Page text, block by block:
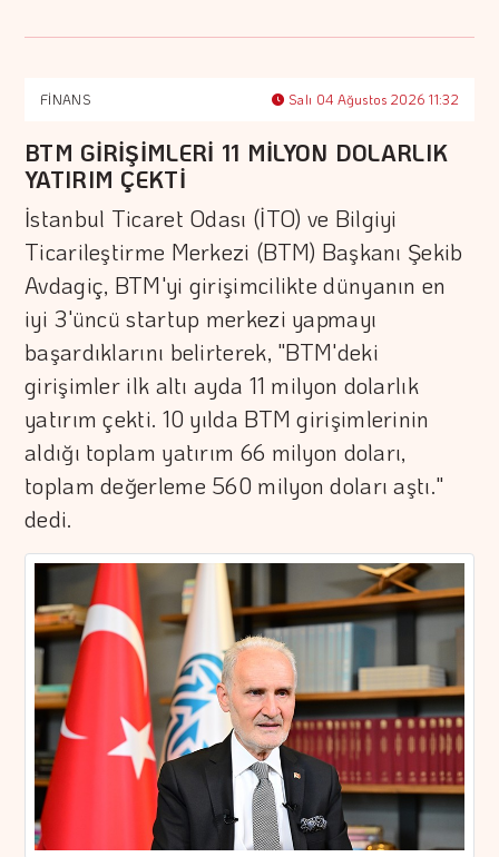
FİNANS Salı 04 Ağustos 2026 11:32
BTM GİRİŞİMLERİ 11 MİLYON DOLARLIK
YATIRIM ÇEKTİ
İstanbul Ticaret Odası (İTO) ve Bilgiyi
Ticarileştirme Merkezi (BTM) Başkanı Şekib
Avdagiç, BTM'yi girişimcilikte dünyanın en
iyi 3'üncü startup merkezi yapmayı
başardıklarını belirterek, "BTM'deki
girişimler ilk altı ayda 11 milyon dolarlık
yatırım çekti. 10 yılda BTM girişimlerinin
aldığı toplam yatırım 66 milyon doları,
toplam değerleme 560 milyon doları aştı."
dedi.